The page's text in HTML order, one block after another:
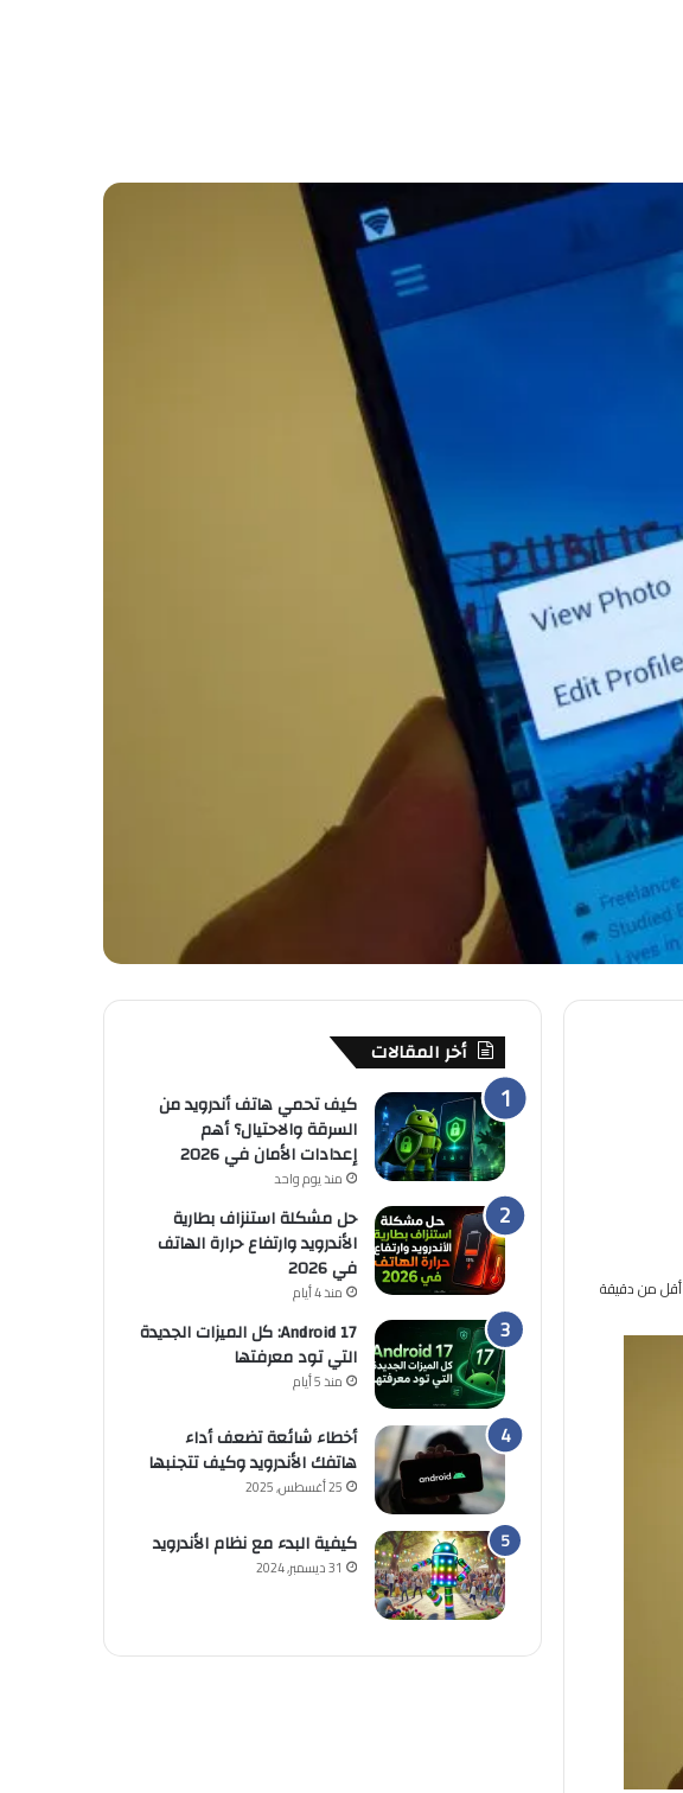
أقل من دقيقة
أخر المقالات
كيف تحمي هاتف أندرويد من
السرقة والاحتيال؟ أهم
إعدادات الأمان في 2026
منذ يوم واحد
حل مشكلة استنزاف بطارية
الأندرويد وارتفاع حرارة الهاتف
في 2026
منذ 4 أيام
Android 17: كل الميزات الجديدة
التي تود معرفتها
منذ 5 أيام
أخطاء شائعة تضعف أداء
هاتفك الأندرويد وكيف تتجنبها
25 أغسطس, 2025
كيفية البدء مع نظام الأندرويد
31 ديسمبر, 2024